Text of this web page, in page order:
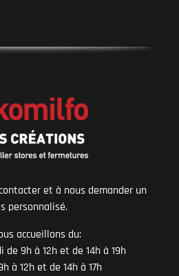
et à nous demander un
personnalisé.
accueillons du:
de 9h à 12h et de 14h à 19h
à 12h et de 14h à 17h